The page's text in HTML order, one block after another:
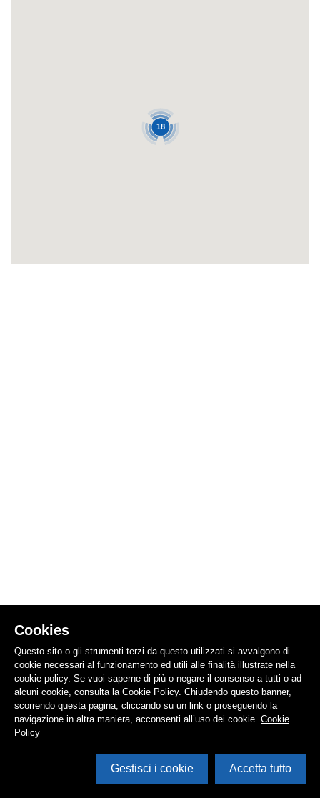
18
Cookies
Questo sito o gli strumenti terzi da questo utilizzati si avvalgono di
cookie necessari al funzionamento ed utili alle finalità illustrate nella
cookie policy. Se vuoi saperne di più o negare il consenso a tutti o ad
alcuni cookie, consulta la Cookie Policy. Chiudendo questo banner,
scorrendo questa pagina, cliccando su un link o proseguendo la
navigazione in altra maniera, acconsenti all’uso dei cookie. Cookie
Policy
Gestisci i cookie Accetta tutto